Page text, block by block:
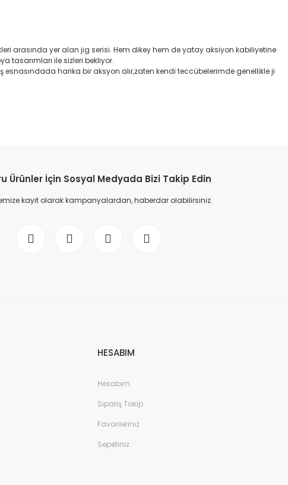
arasında yer alan jig serisi. Hem dikey hem de yatay aksiyon kabiliyetine
tasarımları ile sizleri bekliyor.
harika bir aksyon alır,zaten kendi teccübelerimde genellikle ji
Ürünler İçin Sosyal Medyada Bizi Takip Edin
kayıt olarak kampanyalardan, haberdar olabilirsiniz.
HESABIM
Hesabım
Sipariş Takip
Favorileriniz
Sepetiniz